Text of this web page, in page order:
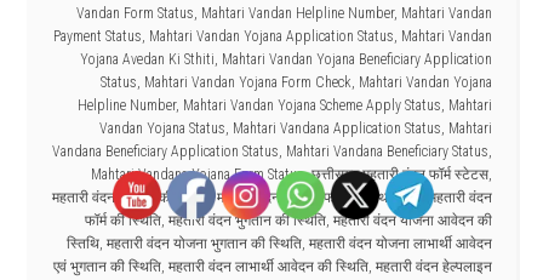
Vandan Form Status, Mahtari Vandan Helpline Number, Mahtari Vandan
Payment Status, Mahtari Vandan Yojana Application Status, Mahtari Vandan
Yojana Avedan Ki Sthiti, Mahtari Vandan Yojana Beneficiary Application
Status, Mahtari Vandan Yojana Form Check, Mahtari Vandan Yojana
Helpline Number, Mahtari Vandan Yojana Scheme Apply Status, Mahtari
Vandan Yojana Status, Mahtari Vandana Application Status, Mahtari
Vandana Beneficiary Application Status, Mahtari Vandana Beneficiary Status,
Mahtari Vandana Yojana Form Status,छत्तीसगढ़ महतारी वंदन फॉर्म स्टेटस,
महतारी वंदन आवेदन की स्थिति ,महतारी वंदन आवेदन फॉर्म की स्थिति देखें,
महतारी वंदन
फॉर्म की स्थिति, महतारी वंदन भुगतान की स्थिति, महतारी वंदन योजना आवेदन की
स्तिथि, महतारी वंदन योजना भुगतान की स्थिति, महतारी वंदन योजना लाभार्थी आवेदन
एवं भुगतान की स्थिति, महतारी वंदन लाभार्थी आवेदन की स्थिति, महतारी वंदन हेल्पलाइन